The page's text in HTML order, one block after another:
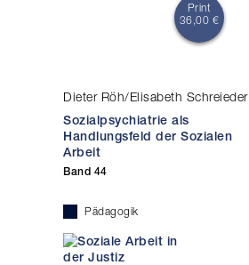
Print
36,00 €
Dieter Röh/Elisabeth Schreieder
Sozialpsychiatrie als
Handlungsfeld der Sozialen
Arbeit
Band 44
Pädagogik